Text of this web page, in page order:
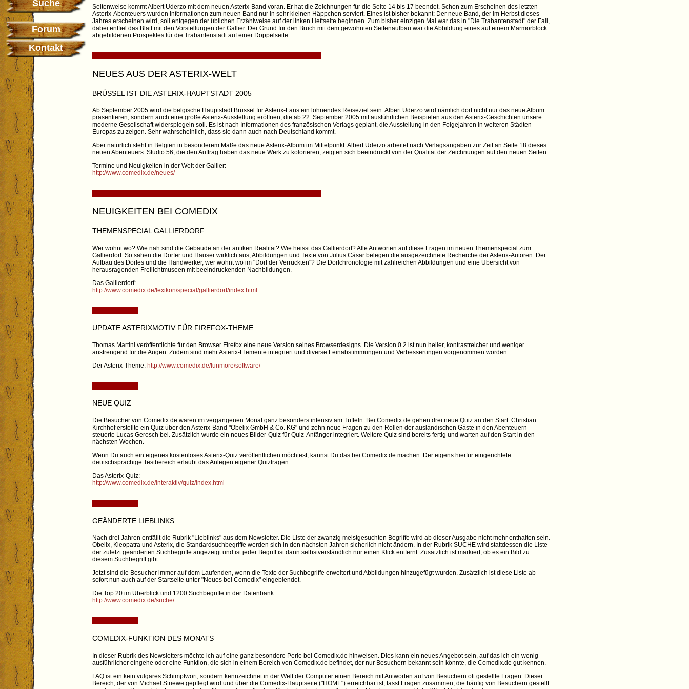
Suche
Forum
Kontakt
Seitenweise kommt Albert Uderzo mit dem neuen Asterix-Band voran. Er hat die Zeichnungen für die Seite 14 bis 17 beendet. Schon zum Erscheinen des letzten
Asterix-Abenteuers wurden Informationen zum neuen Band nur in sehr kleinen Häppchen serviert. Eines ist bisher bekannt: Der neue Band, der im Herbst dieses
Jahres erscheinen wird, soll entgegen der üblichen Erzählweise auf der linken Heftseite beginnen. Zum bisher einzigen Mal war das in "Die Trabantenstadt" der Fall,
dabei entfiel das Blatt mit den Vorstellungen der Gallier. Der Grund für den Bruch mit dem gewohnten Seitenaufbau war die Abbildung eines auf einem Marmorblock
abgebildenen Prospektes für die Trabantenstadt auf einer Doppelseite.
NEUES AUS DER ASTERIX-WELT
BRÜSSEL IST DIE ASTERIX-HAUPTSTADT 2005
Ab September 2005 wird die belgische Hauptstadt Brüssel für Asterix-Fans ein lohnendes Reiseziel sein. Albert Uderzo wird nämlich dort nicht nur das neue Album
präsentieren, sondern auch eine große Asterix-Ausstellung eröffnen, die ab 22. September 2005 mit ausführlichen Beispielen aus den Asterix-Geschichten unsere
moderne Gesellschaft widerspiegeln soll. Es ist nach Informationen des französischen Verlags geplant, die Ausstellung in den Folgejahren in weiteren Städten
Europas zu zeigen. Sehr wahrscheinlich, dass sie dann auch nach Deutschland kommt.
Aber natürlich steht in Belgien in besonderem Maße das neue Asterix-Album im Mittelpunkt. Albert Uderzo arbeitet nach Verlagsangaben zur Zeit an Seite 18 dieses
neuen Abenteuers. Studio 56, die den Auftrag haben das neue Werk zu kolorieren, zeigten sich beeindruckt von der Qualität der Zeichnungen auf den neuen Seiten.
Termine und Neuigkeiten in der Welt der Gallier:
http://www.comedix.de/neues/
NEUIGKEITEN BEI COMEDIX
THEMENSPECIAL GALLIERDORF
Wer wohnt wo? Wie nah sind die Gebäude an der antiken Realität? Wie heisst das Gallierdorf? Alle Antworten auf diese Fragen im neuen Themenspecial zum
Gallierdorf: So sahen die Dörfer und Häuser wirklich aus, Abbildungen und Texte von Julius Cäsar belegen die ausgezeichnete Recherche der Asterix-Autoren. Der
Aufbau des Dorfes und die Handwerker, wer wohnt wo im "Dorf der Verrückten"? Die Dorfchronologie mit zahlreichen Abbildungen und eine Übersicht von
herausragenden Freilichtmuseen mit beeindruckenden Nachbildungen.
Das Gallierdorf:
http://www.comedix.de/lexikon/special/gallierdorf/index.html
UPDATE ASTERIXMOTIV FÜR FIREFOX-THEME
Thomas Martini veröffentlichte für den Browser Firefox eine neue Version seines Browserdesigns. Die Version 0.2 ist nun heller, kontrastreicher und weniger
anstrengend für die Augen. Zudem sind mehr Asterix-Elemente integriert und diverse Feinabstimmungen und Verbesserungen vorgenommen worden.
Der Asterix-Theme: http://www.comedix.de/funmore/software/
NEUE QUIZ
Die Besucher von Comedix.de waren im vergangenen Monat ganz besonders intensiv am Tüfteln. Bei Comedix.de gehen drei neue Quiz an den Start: Christian
Kirchhof erstellte ein Quiz über den Asterix-Band "Obelix GmbH & Co. KG" und zehn neue Fragen zu den Rollen der ausländischen Gäste in den Abenteuern
steuerte Lucas Gerosch bei. Zusätzlich wurde ein neues Bilder-Quiz für Quiz-Anfänger integriert. Weitere Quiz sind bereits fertig und warten auf den Start in den
nächsten Wochen.
Wenn Du auch ein eigenes kostenloses Asterix-Quiz veröffentlichen möchtest, kannst Du das bei Comedix.de machen. Der eigens hierfür eingerichtete
deutschsprachige Testbereich erlaubt das Anlegen eigener Quizfragen.
Das Asterix-Quiz:
http://www.comedix.de/interaktiv/quiz/index.html
GEÄNDERTE LIEBLINKS
Nach drei Jahren entfällt die Rubrik "Lieblinks" aus dem Newsletter. Die Liste der zwanzig meistgesuchten Begriffe wird ab dieser Ausgabe nicht mehr enthalten sein.
Obelix, Kleopatra und Asterix, die Standardsuchbegriffe werden sich in den nächsten Jahren sicherlich nicht ändern. In der Rubrik SUCHE wird stattdessen die Liste
der zuletzt geänderten Suchbegriffe angezeigt und ist jeder Begriff ist dann selbstverständlich nur einen Klick entfernt. Zusätzlich ist markiert, ob es ein Bild zu
diesem Suchbegriff gibt.
Jetzt sind die Besucher immer auf dem Laufenden, wenn die Texte der Suchbegriffe erweitert und Abbildungen hinzugefügt wurden. Zusätzlich ist diese Liste ab
sofort nun auch auf der Startseite unter "Neues bei Comedix" eingeblendet.
Die Top 20 im Überblick und 1200 Suchbegriffe in der Datenbank:
http://www.comedix.de/suche/
COMEDIX-FUNKTION DES MONATS
In dieser Rubrik des Newsletters möchte ich auf eine ganz besondere Perle bei Comedix.de hinweisen. Dies kann ein neues Angebot sein, auf das ich ein wenig
ausführlicher eingehe oder eine Funktion, die sich in einem Bereich von Comedix.de befindet, der nur Besuchern bekannt sein könnte, die Comedix.de gut kennen.
FAQ ist ein kein vulgäres Schimpfwort, sondern kennzeichnet in der Welt der Computer einen Bereich mit Antworten auf von Besuchern oft gestellte Fragen. Dieser
Bereich, der von Michael Striewe gepflegt wird und über die Comedix-Hauptseite ("HOME") erreichbar ist, fasst Fragen zusammen, die häufig von Besuchern gestellt